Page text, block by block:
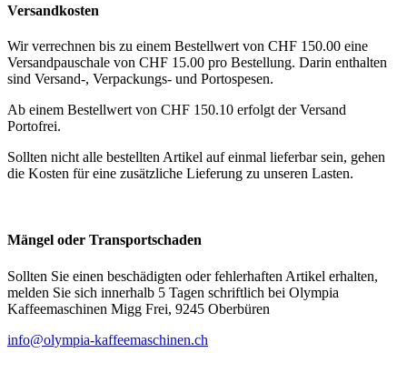
Versandkosten
Wir verrechnen bis zu einem Bestellwert von CHF 150.00 eine
Versandpauschale von CHF 15.00 pro Bestellung. Darin enthalten
sind Versand-, Verpackungs- und Portospesen.
Ab einem Bestellwert von CHF 150.10 erfolgt der Versand
Portofrei.
Sollten nicht alle bestellten Artikel auf einmal lieferbar sein, gehen
die Kosten für eine zusätzliche Lieferung zu unseren Lasten.
Mängel oder Transportschaden
Sollten Sie einen beschädigten oder fehlerhaften Artikel erhalten,
melden Sie sich innerhalb 5 Tagen schriftlich bei Olympia
Kaffeemaschinen Migg Frei, 9245 Oberbüren
info@olympia-kaffeemaschinen.ch